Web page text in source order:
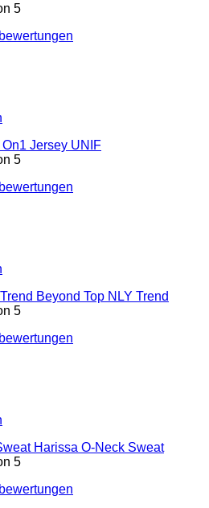
5
On1 Jersey UNIF
5
Beyond Top NLY Trend
5
Harissa O-Neck Sweat
5